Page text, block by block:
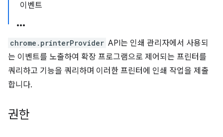
이벤트
chrome.printerProvider API는 인쇄 관리자에서 사용되
는 이벤트를 노출하여 확장 프로그램으로 제어되는 프린터를
쿼리하고 기능을 쿼리하며 이러한 프린터에 인쇄 작업을 제출
합니다.
권한